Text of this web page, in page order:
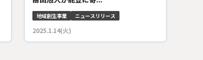
地域創生事業 ニュースリリース
2025.1.14(火)